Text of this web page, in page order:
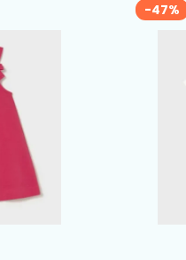
-47%